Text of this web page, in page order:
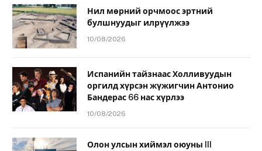
Нил мөрний орчмоос эртний
булшнуудыг илрүүлжээ
10/08/2026
Испанийн тайзнаас Холливуудын
оргилд хүрсэн жүжигчин Антонио
Бандерас 66 нас хүрлээ
10/08/2026
Олон улсын хиймэл оюуны III